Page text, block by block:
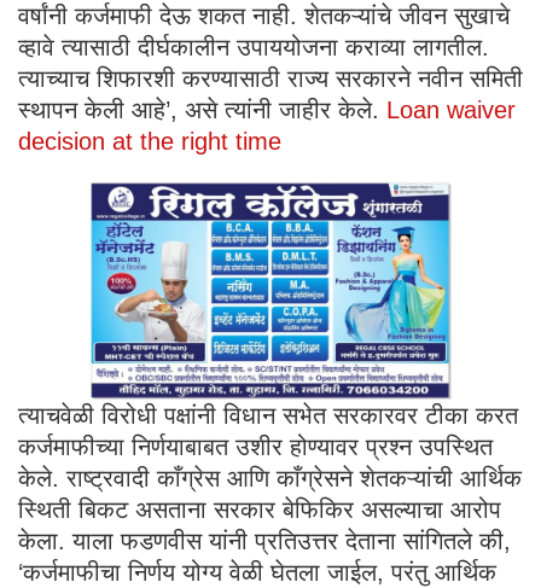
वर्षांनी कर्जमाफी देऊ शकत नाही. शेतकऱ्यांचे जीवन सुखाचे
व्हावे त्यासाठी दीर्घकालीन उपाययोजना कराव्या लागतील.
त्याच्याच शिफारशी करण्यासाठी राज्य सरकारने नवीन समिती
स्थापन केली आहे’, असे त्यांनी जाहीर केले. Loan waiver
decision at the right time
त्याचवेळी विरोधी पक्षांनी विधान सभेत सरकारवर टीका करत
कर्जमाफीच्या निर्णयाबाबत उशीर होण्यावर प्रश्न उपस्थित
केले. राष्ट्रवादी काँग्रेस आणि काँग्रेसने शेतकऱ्यांची आर्थिक
स्थिती बिकट असताना सरकार बेफिकिर असल्याचा आरोप
केला. याला फडणवीस यांनी प्रतिउत्तर देताना सांगितले की,
‘कर्जमाफीचा निर्णय योग्य वेळी घेतला जाईल, परंतु आर्थिक